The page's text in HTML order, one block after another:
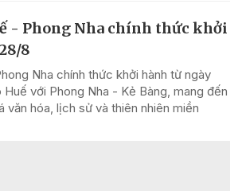
- Phong Nha chính thức khởi
8
Nha chính thức khởi hành từ ngày
với Phong Nha - Kẻ Bàng, mang đến
văn hóa, lịch sử và thiên nhiên miền